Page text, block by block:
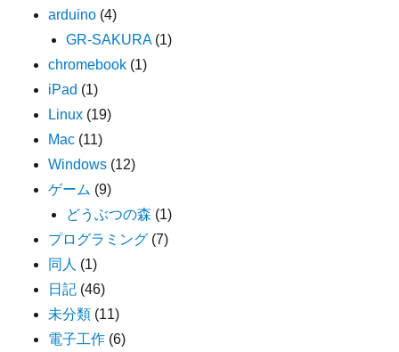
arduino (4)
GR-SAKURA(1)
chromebook (1)
iPad (1)
Linux (19)
Mac (11)
Windows (12)
ゲーム (9)
どうぶつの森 (1)
プログラミング (7)
同人 (1)
日記 (46)
未分類 (11)
電子工作 (6)